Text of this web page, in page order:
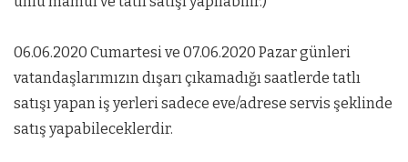
06.06.2020 Cumartesi ve 07.06.2020 Pazar günleri
vatandaşlarımızın dışarı çıkamadığı saatlerde tatlı
satışı yapan iş yerleri sadece eve/adrese servis şeklinde
satış yapabileceklerdir.